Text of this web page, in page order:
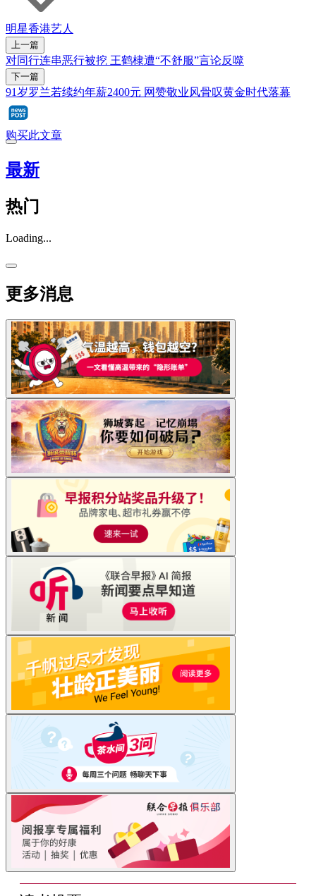
明星香港艺人
上一篇
对同行连串恶行被挖 王鹤棣遭“不舒服”言论反噬
下一篇
91岁罗兰若续约年薪2400元 网赞敬业风骨叹黄金时代落幕
购买此文章
最新
热门
Loading...
更多消息